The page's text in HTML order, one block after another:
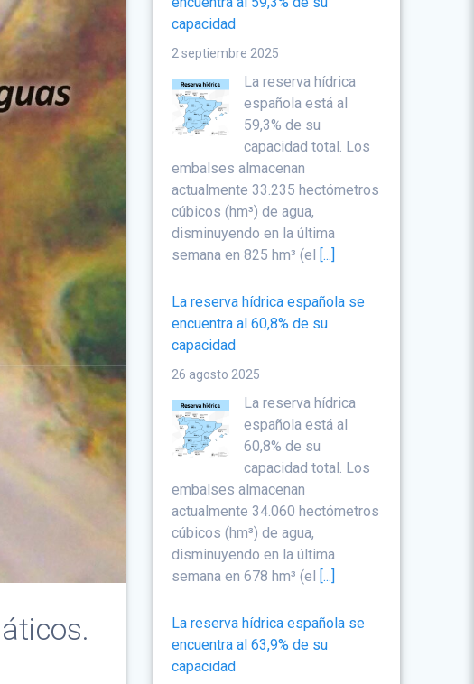
capacidad
2 septiembre 2025
La reserva hídrica
española está al
59,3% de su
capacidad total. Los
embalses almacenan
actualmente 33.235 hectómetros
cúbicos (hm³) de agua,
disminuyendo en la última
semana en 825 hm³ (el [...]
La reserva hídrica española se
encuentra al 60,8% de su
capacidad
26 agosto 2025
La reserva hídrica
española está al
60,8% de su
capacidad total. Los
embalses almacenan
actualmente 34.060 hectómetros
cúbicos (hm³) de agua,
disminuyendo en la última
semana en 678 hm³ (el [...]
La reserva hídrica española se
encuentra al 63,9% de su
capacidad